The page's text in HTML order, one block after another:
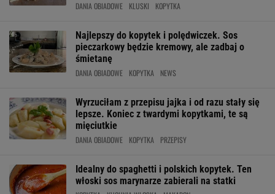
DANIA OBIADOWE KLUSKI KOPYTKA
Najlepszy do kopytek i polędwiczek. Sos
pieczarkowy będzie kremowy, ale zadbaj o
śmietanę
DANIA OBIADOWE KOPYTKA NEWS
Wyrzuciłam z przepisu jajka i od razu stały się
lepsze. Koniec z twardymi kopytkami, te są
mięciutkie
DANIA OBIADOWE KOPYTKA PRZEPISY
Idealny do spaghetti i polskich kopytek. Ten
włoski sos marynarze zabierali na statki